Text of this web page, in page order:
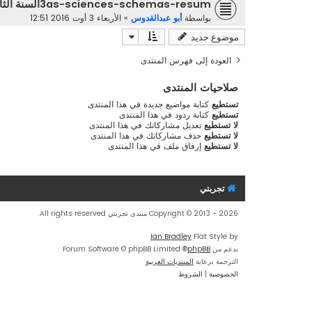
3as-sciences-schemas-resumالسنة الثالثة جامعي
بواسطةأبو عبدالقدوس » الأربعاء 3 أوت 2016 12:51
موضوع جديد
العودة إلى فهرس المنتدى
صلاحيات المنتدى
تستطيع كتابة مواضيع جديدة في هذا المنتدى
تستطيع كتابة ردود في هذا المنتدى
لا تستطيع تعديل مشاركاتك في هذا المنتدى
لا تستطيع حذف مشاركاتك في هذا المنتدى
لا تستطيع إرفاق ملف في هذا المنتدى
تجربتي
Copyright © 2013 - 2026 منتدى تجربتي All rights reserved.
Flat Style by
Ian Bradley
بدعم من phpBB
® Forum Software © phpBB Limited
الترجمة برعاية المنتديات العربية
الخصوصية | الشروط